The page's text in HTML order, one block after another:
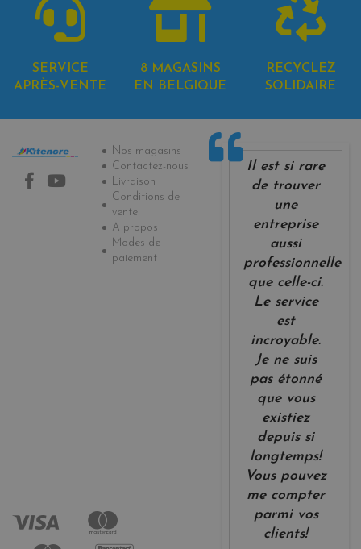
SERVICE
APRÈS-VENTE
8 MAGASINS
EN BELGIQUE
RECYCLEZ
SOLIDAIRE
Informations
Nos magasins
Contactez-nous
Livraison
Conditions de
vente
A propos
Modes de
paiement
Il est si rare
de trouver
une
entreprise
aussi
professionnelle
que celle-ci.
Le service
est
incroyable.
Je ne suis
pas étonné
que vous
existiez
depuis si
longtemps!
Vous pouvez
me compter
parmi vos
clients!